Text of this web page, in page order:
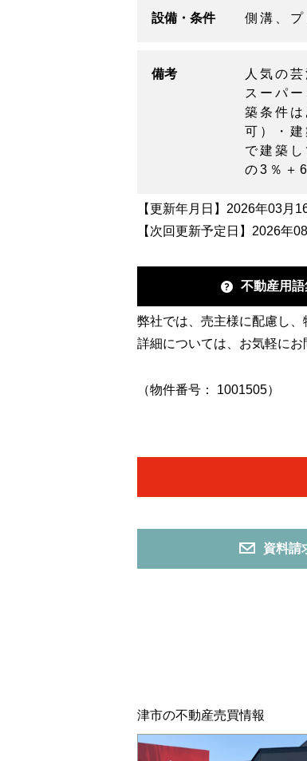
設備・条件 側溝、
備考
人気の
スーパ
築条件
可）・
で建築
の3％＋
【更新年月日】2026年03月
【次回更新予定日】2026年
不動産用語
弊社では、売主様に配慮し、
詳細については、お気軽にお
（物件番号： 1001505）
資料請
津市の不動産売買情報